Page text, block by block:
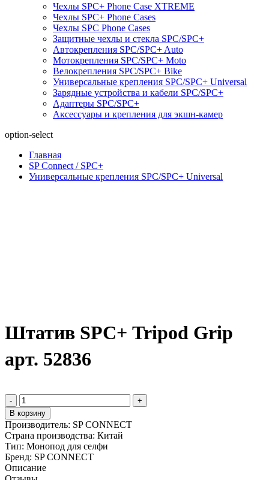
Чехлы SPC+ Phone Case XTREME
Чехлы SPC+ Phone Cases
Чехлы SPС Phone Cases
Защитные чехлы и стекла SPC/SPC+
Автокрепления SPС/SPC+ Auto
Мотокрепления SPС/SPC+ Moto
Велокрепления SPС/SPC+ Bike
Универсальные крепления SPС/SPC+ Universal
Зарядные устройства и кабели SPC/SPC+
Адаптеры SPC/SPC+
Аксессуары и крепления для экшн-камер
option-select
Главная
SP Connect / SPC+
Универсальные крепления SPС/SPC+ Universal
Штатив SPС+ Tripod Grip
арт. 52836
-
+
В корзину
Производитель: SP CONNECT
Страна производства: Китай
Тип: Монопод для селфи
Бренд: SP CONNECT
Описание